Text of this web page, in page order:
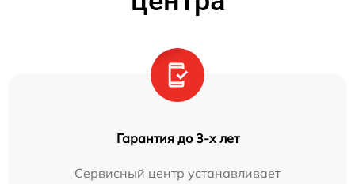
Гарантия до 3-х лет
Сервисный центр устанавливает